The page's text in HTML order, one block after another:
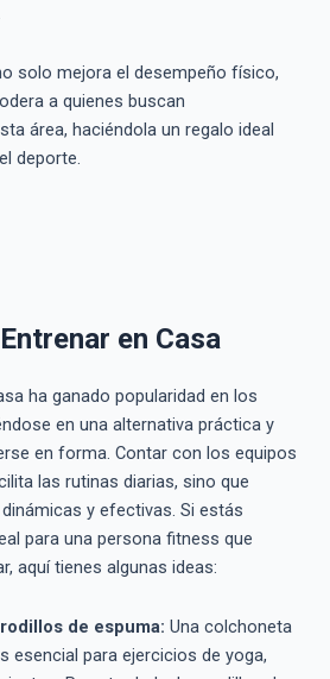
solo mejora el desempeño físico,
a quienes buscan
área, haciéndola un regalo ideal
deporte.
en Casa
ha ganado popularidad en los
en una alternativa práctica y
en forma. Contar con los equipos
las rutinas diarias, sino que
y efectivas. Si estás
para una persona fitness que
aquí tienes algunas ideas:
de espuma: Una colchoneta
esencial para ejercicios de yoga,